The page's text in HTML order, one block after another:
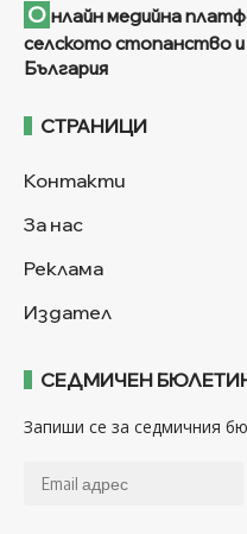
О нлайн медийна
селското стопанство
България
СТРАНИЦИ
Контакти
За нас
Реклама
Издател
СЕДМИЧЕН
Запиши се за седмичния